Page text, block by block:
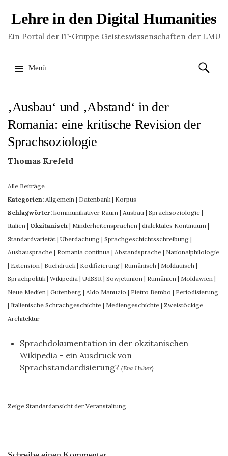
Lehre in den Digital Humanities
Ein Portal der IT-Gruppe Geisteswissenschaften der LMU
Menü
zum
Suchen
nach:
‚Ausbau‘ und ‚Abstand‘ in der
Romania: eine kritische Revision der
Sprachsoziologie
Thomas Krefeld
Alle Beiträge
Kategorien: Allgemein | Datenbank | Korpus
Schlagwörter: kommunikativer Raum | Ausbau | Sprachsoziologie |
Italien | Okzitanisch | Minderheitensprachen | dialektales Kontinuum |
Standardvarietät | Überdachung | Sprachgeschichtsschreibung |
Ausbausprache | Romania continua | Abstandsprache | Nationalphilologie
| Extension | Buchdruck | Kodifizierung | Rumänisch | Moldauisch |
Sprachpolitik | Wikipedia | UdSSR | Sowjetunion | Rumänien | Moldawien |
Neue Medien | Gutenberg | Aldo Manuzio | Pietro Bembo | Periodisierung
| Italienische Schrachgeschichte | Mediengeschichte | Zweistöckige
Architektur
Sprachdokumentation in der okzitanischen
Wikipedia - ein Ausdruck von
Sprachstandardisierung? (Eva Huber)
Zeige Standardansicht der Veranstaltung.